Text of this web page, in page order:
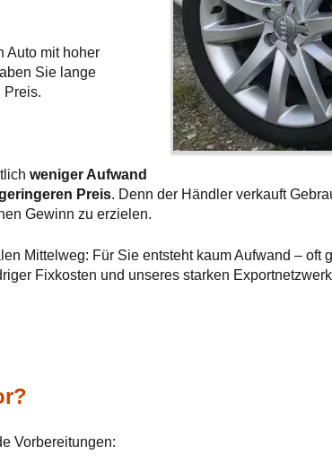
Auto mit hoher
Sie lange
Preis.
weniger Aufwand
Preis. Denn der Händler verkauft
Gewinn zu erzielen.
Mittelweg: Für Sie entsteht kaum Aufwand – oft
Fixkosten und unseres starken
Vorbereitungen: